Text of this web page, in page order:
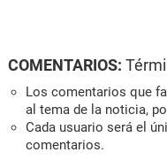
COMENTARIOS:
Los comentarios que
al tema de la noticia,
Cada usuario será el
comentarios.